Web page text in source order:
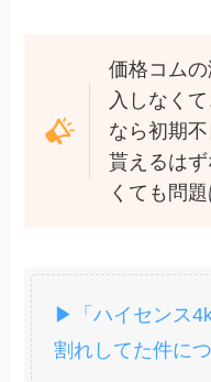
価格コム
入しなく
なら初期
貰えるは
くても問
▶「ハイセンス
割れしてた件につ